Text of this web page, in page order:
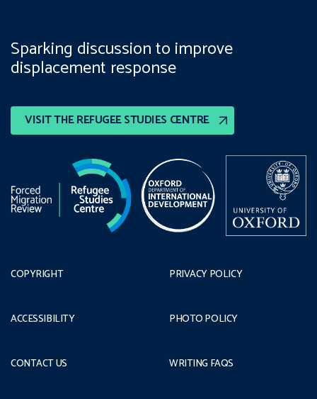
VISIT THE REFUGEE STUDIES CENTRE
Sparking discussion to improve
displacement response
COPYRIGHT
ACCESSIBILITY
CONTACT US
PRIVACY POLICY
PHOTO POLICY
WRITING FAQS